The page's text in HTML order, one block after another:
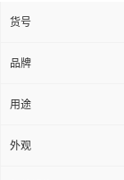
货号
品牌
用途
外观